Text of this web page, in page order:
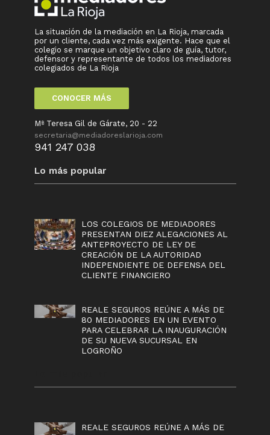
La situación de la mediación en La Rioja, marcada
por un cliente, cada vez más exigente. Hace que el
colegio se marque un objetivo claro de guía, tutor,
defensor y representante de todos los mediadores
colegiados de La Rioja
CONOCER MÁS
Mª Teresa Gil de Gárate, 20 - 22
secretaria@mediadoreslarioja.com
941 247 038
Lo más popular
LOS COLEGIOS DE MEDIADORES
PRESENTAN DIEZ ALEGACIONES AL
ANTEPROYECTO DE LEY DE
CREACIÓN DE LA AUTORIDAD
INDEPENDIENTE DE DEFENSA DEL
CLIENTE FINANCIERO
REALE SEGUROS REÚNE A MÁS DE
80 MEDIADORES EN UN EVENTO
PARA CELEBRAR LA INAUGURACIÓN
DE SU NUEVA SUCURSAL EN
LOGROÑO
REALE SEGUROS REÚNE A MÁS DE